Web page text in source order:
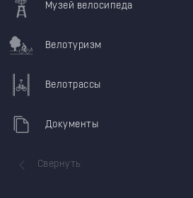
Музей велосипеда
Велотуризм
Велотрассы
Документы
Свернуть